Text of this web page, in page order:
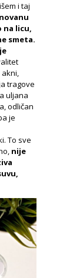
i taj
na licu,
smeta.
akni,
tragove
uljana
odličan
je
To sve
nije